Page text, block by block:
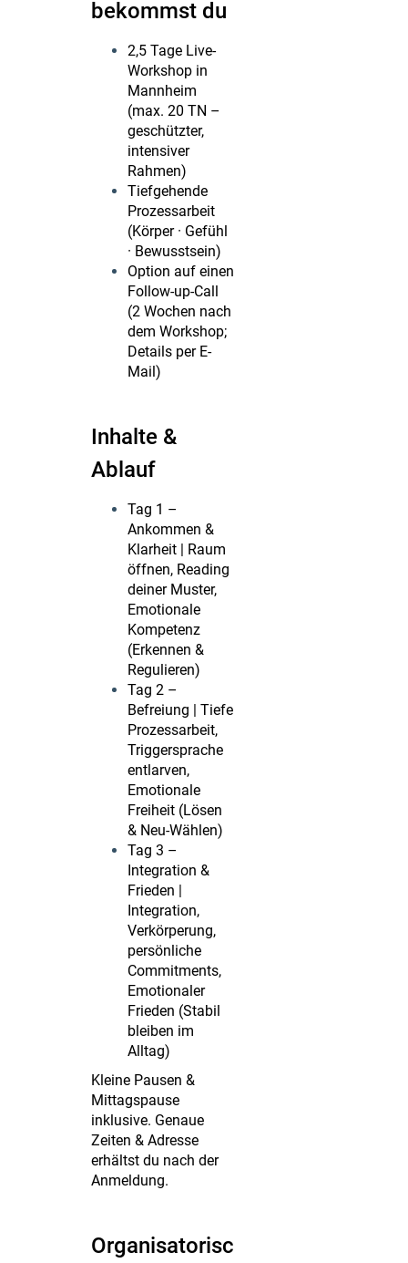
bekommst du
2,5 Tage Live-
Workshop in
Mannheim
(max. 20 TN –
geschützter,
intensiver
Rahmen)
Tiefgehende
Prozessarbeit
(Körper · Gefühl
· Bewusstsein)
Option auf einen
Follow-up-Call
(2 Wochen nach
dem Workshop;
Details per E-
Mail)
Inhalte &
Ablauf
Tag 1 –
Ankommen &
Klarheit | Raum
öffnen, Reading
deiner Muster,
Emotionale
Kompetenz
(Erkennen &
Regulieren)
Tag 2 –
Befreiung | Tiefe
Prozessarbeit,
Triggersprache
entlarven,
Emotionale
Freiheit (Lösen
& Neu-Wählen)
Tag 3 –
Integration &
Frieden |
Integration,
Verkörperung,
persönliche
Commitments,
Emotionaler
Frieden (Stabil
bleiben im
Alltag)
Kleine Pausen &
Mittagspause
inklusive. Genaue
Zeiten & Adresse
erhältst du nach der
Anmeldung.
Organisatorisc